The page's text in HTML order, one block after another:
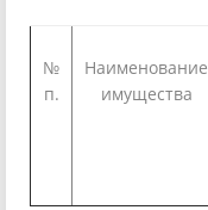
№
п.
Наименование
имущества